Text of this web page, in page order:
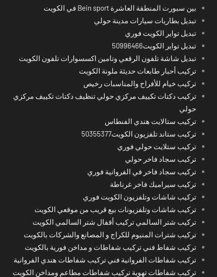
بين سبورت المنطقة العاشرة Bein sport في الكويت
تبديل بطاريات سيارات مدينة حولي
تبديل تواير الكويت فوري
تبديل تواير الكويت50996466
تبديل شاشة تلفون الرقعي وتامين اكسسوارات تلفون الكويت
تركيب أحبار طابعات حديثة ملونة الكويت
تركيب خيام للأفراح والمناسبات رخيص
تركيب دكتات تكييف مركزي حولي تنظيف دكتات تكييف مركزي
حولي
تركيب ستالايت هندي الفنطاس
تركيب ستاند تلفزيون الكويت50355377
تركيب ستلايت حولي فوري
تركيب سجاد فاخر حولي
تركيب سجاد فاخر في الفروانية فوري
تركيب سيراميك فاخر غرناطة
تركيب شاشات وتلفزيون الكويت فوري
تركيب شاشات وتلفزيونات بيع قريب من موقعي الكويت
تركيب شتر السالمي تركيب أقفال شتر السالمي الكويت
تركيب شترات المنيوم للكراج و المصانع والشركات بالكويت
تركيب شفاط فني تركيب شفاطات و مداخن فورية بالكويت
تركيب شفاطات الفروانية فني تركيب شفاطات هندي الفروانية
تركيب شفاطات تهوية تركيب شفاطات مطاعم ومداخن الكويت